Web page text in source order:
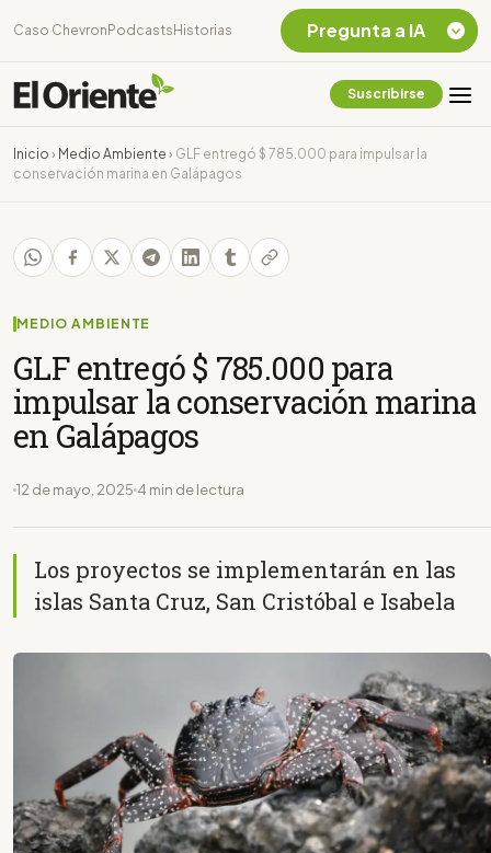
Caso Chevron Podcasts Historias
Suscribirse
Inicio › Medio Ambiente › GLF entregó $ 785.000 para impulsar la
conservación marina en Galápagos
MEDIO AMBIENTE
GLF entregó $ 785.000 para
impulsar la conservación marina
en Galápagos
12 de mayo, 2025 4 min de lectura
Los proyectos se implementarán en las
islas Santa Cruz, San Cristóbal e Isabela
Pregunta a IA
Chevron Ecuador